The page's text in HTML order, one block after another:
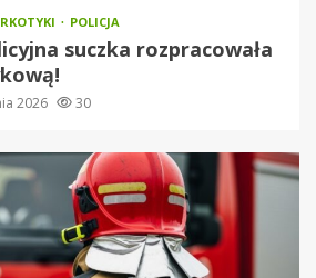
POLICJA
suczka rozpracowała
2026 30